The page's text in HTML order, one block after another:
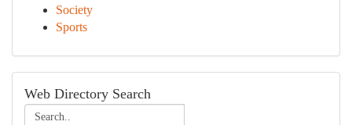
Society
Sports
Web Directory Search